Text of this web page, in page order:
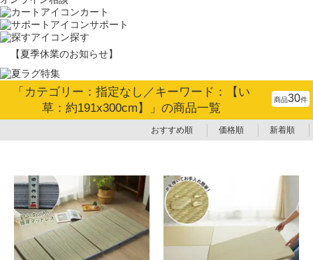
カート
サポート
探す
【夏季休業のお知らせ】
「カテゴリー：指定なし／キーワード：【い
草：約191x300cm】」の商品一覧
商品30件
おすすめ順 価格順 新着順